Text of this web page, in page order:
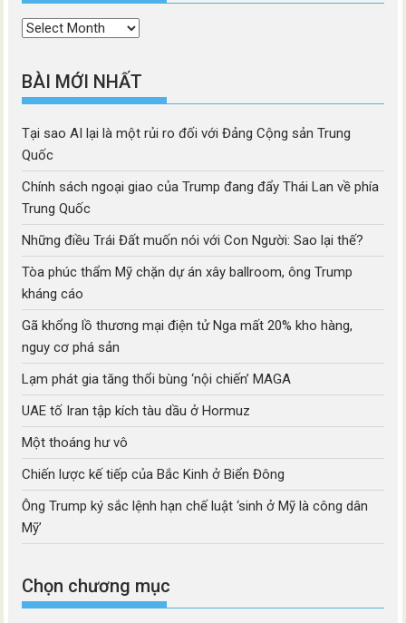
Thời
BÀI MỚI NHẤT
Tại sao AI lại là một rủi ro đối với Đảng Cộng sản Trung
Quốc
Chính sách ngoại giao của Trump đang đẩy Thái Lan về phía
Trung Quốc
Những điều Trái Đất muốn nói với Con Người: Sao lại thế?
Tòa phúc thẩm Mỹ chặn dự án xây ballroom, ông Trump
kháng cáo
Gã khổng lồ thương mại điện tử Nga mất 20% kho hàng,
nguy cơ phá sản
Lạm phát gia tăng thổi bùng ‘nội chiến’ MAGA
UAE tố Iran tập kích tàu dầu ở Hormuz
Một thoáng hư vô
Chiến lược kế tiếp của Bắc Kinh ở Biển Đông
Ông Trump ký sắc lệnh hạn chế luật ‘sinh ở Mỹ là công dân
Mỹ’
Chọn chương mục